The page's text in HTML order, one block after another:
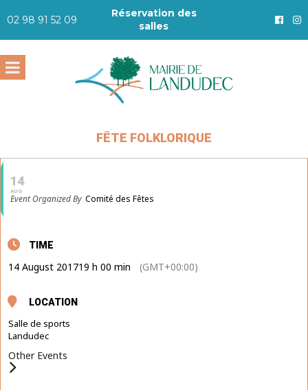
02 98 91 52 09
Réservation des
salles
FÊTE FOLKLORIQUE
14
AUG
Event Organized By Comité des Fêtes
TIME
14 August 201719 h 00 min (GMT+00:00)
LOCATION
Salle de sports
Landudec
Other Events